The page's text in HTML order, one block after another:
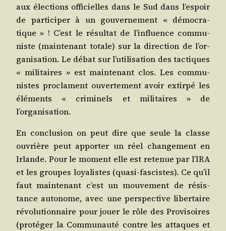
aux élec­tions offi­cielles dans le Sud dans l’es­poir
de par­ti­ci­per à un gou­ver­ne­ment « démo­cra­
tique » ! C’est le résul­tat de l’in­fluence com­mu­
niste (main­te­nant totale) sur la direc­tion de l’or­
ga­ni­sa­tion. Le débat sur l’u­ti­li­sa­tion des tac­tiques
« mili­taires » est main­te­nant clos. Les com­mu­
nistes pro­clament ouver­te­ment avoir extir­pé les
élé­ments « cri­mi­nels et mili­taires » de
l’organisation.
En conclu­sion on peut dire que seule la classe
ouvrière peut appor­ter un réel chan­ge­ment en
Irlande. Pour le moment elle est rete­nue par l’I­RA
et les groupes loya­listes (qua­si-fas­cistes). Ce qu’il
faut main­te­nant c’est un mou­ve­ment de résis­
tance auto­nome, avec une pers­pec­tive liber­taire
révo­lu­tion­naire pour jouer le rôle des Pro­vi­soires
(pro­té­ger la Com­mu­nau­té contre les attaques et